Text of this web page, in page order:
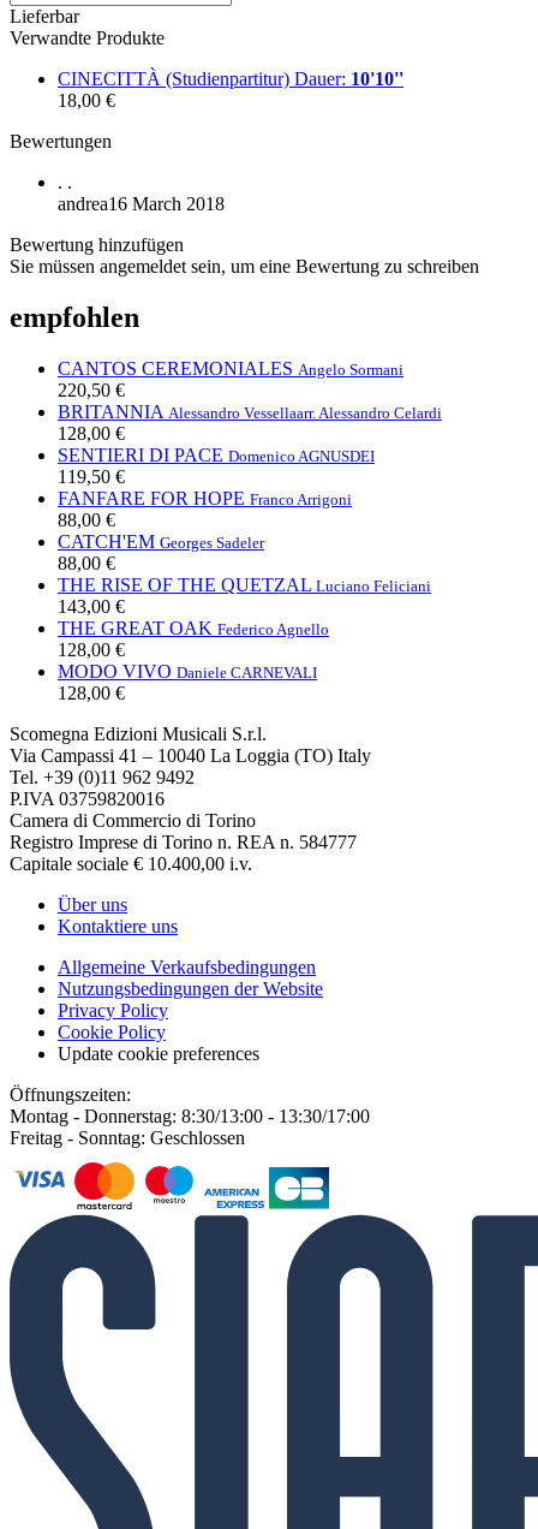
Lieferbar
Verwandte Produkte
CINECITTÀ (Studienpartitur) Dauer: 10'10''
18,00 €
Bewertungen
. .
andrea16 March 2018
Bewertung hinzufügen
Sie müssen angemeldet sein, um eine Bewertung zu schreiben
empfohlen
CANTOS CEREMONIALES Angelo Sormani
220,50 €
BRITANNIA Alessandro Vessellaarr. Alessandro Celardi
128,00 €
SENTIERI DI PACE Domenico AGNUSDEI
119,50 €
FANFARE FOR HOPE Franco Arrigoni
88,00 €
CATCH'EM Georges Sadeler
88,00 €
THE RISE OF THE QUETZAL Luciano Feliciani
143,00 €
THE GREAT OAK Federico Agnello
128,00 €
MODO VIVO Daniele CARNEVALI
128,00 €
Scomegna Edizioni Musicali S.r.l.
Via Campassi 41 – 10040 La Loggia (TO) Italy
Tel. +39 (0)11 962 9492
P.IVA 03759820016
Camera di Commercio di Torino
Registro Imprese di Torino n. REA n. 584777
Capitale sociale € 10.400,00 i.v.
Über uns
Kontaktiere uns
Allgemeine Verkaufsbedingungen
Nutzungsbedingungen der Website
Privacy Policy
Cookie Policy
Update cookie preferences
Öffnungszeiten:
Montag - Donnerstag: 8:30/13:00 - 13:30/17:00
Freitag - Sonntag: Geschlossen